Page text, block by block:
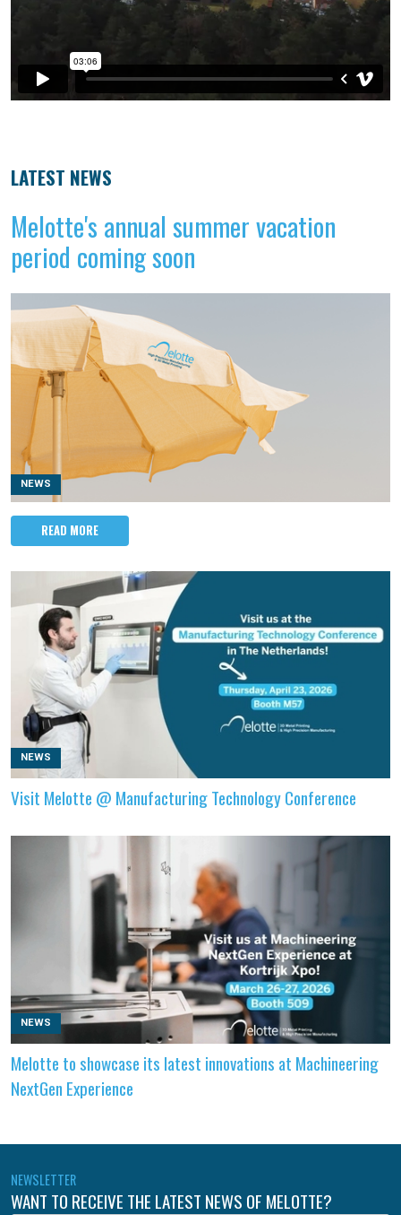
LATEST NEWS
Melotte's annual summer vacation
period coming soon
NEWS
READ MORE
NEWS
Visit Melotte @ Manufacturing Technology Conference
NEWS
Melotte to showcase its latest innovations at Machineering
NextGen Experience
NEWSLETTER
WANT TO RECEIVE THE LATEST NEWS OF MELOTTE?